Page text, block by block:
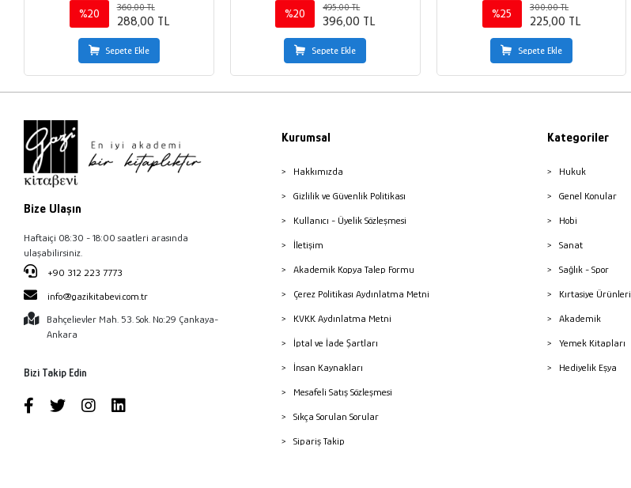
%20
360,00 TL
288,00 TL
Sepete Ekle
%20
495,00 TL
396,00 TL
Sepete Ekle
%25
300,00 TL
225,00 TL
Sepete Ekle
Bize Ulaşın
Haftaiçi 08:30 - 18:00 saatleri arasında
ulaşabilirsiniz.
+90 312 223 7773
info@gazikitabevi.com.tr
Bahçelievler Mah. 53. Sok. No:29 Çankaya-
Ankara
Bizi Takip Edin
Kurumsal
Hakkımızda
Gizlilik ve Güvenlik Politikası
Kullanıcı - Üyelik Sözleşmesi
İletişim
Akademik Kopya Talep Formu
Çerez Politikası Aydınlatma Metni
KVKK Aydınlatma Metni
İptal ve İade Şartları
İnsan Kaynakları
Mesafeli Satış Sözleşmesi
Sıkça Sorulan Sorular
Sipariş Takip
Kategoriler
Hukuk
Genel Konular
Hobi
Sanat
Sağlık - Spor
Kırtasiye Ürünleri
Akademik
Yemek Kitapları
Hediyelik Eşya